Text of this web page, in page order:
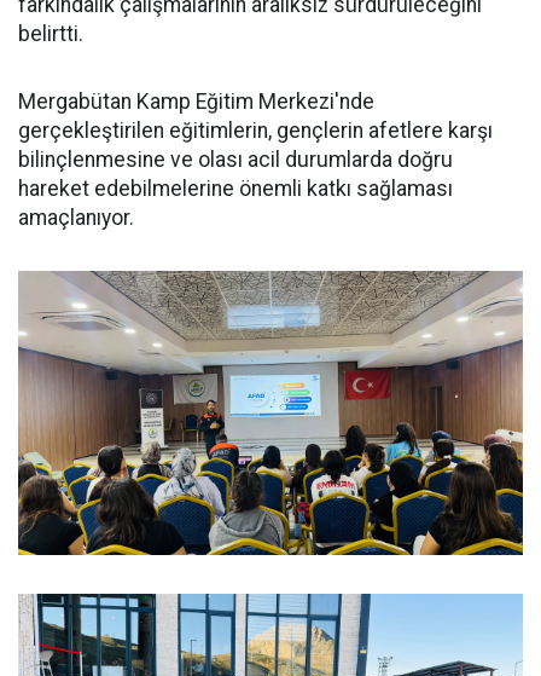
farkındalık çalışmalarının aralıksız sürdürüleceğini
belirtti.
Mergabütan Kamp Eğitim Merkezi'nde
gerçekleştirilen eğitimlerin, gençlerin afetlere karşı
bilinçlenmesine ve olası acil durumlarda doğru
hareket edebilmelerine önemli katkı sağlaması
amaçlanıyor.